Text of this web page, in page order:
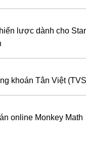
lược dành cho
khoán Tân Việt
online Monkey Math